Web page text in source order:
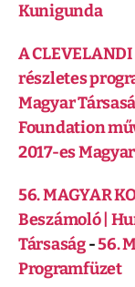
Kunigunda
A CLEVELANDI
részletes
Magyar
Foundation
2017-es
56. MAGYAR
Beszámoló |
Társaság-56.
Programfüzet